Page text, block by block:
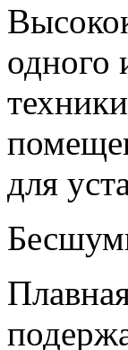
одного
для